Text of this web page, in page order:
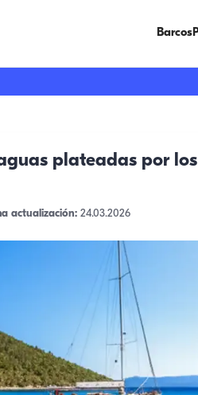
Barcos
plateadas por
actualización: 24.03.2026